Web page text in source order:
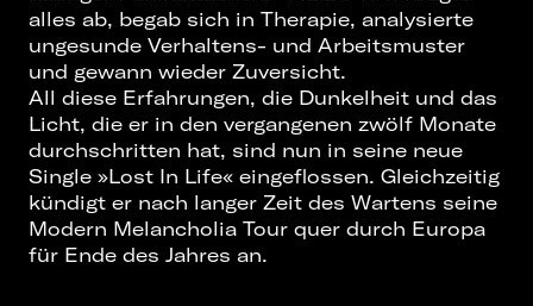
alles ab, begab sich in Therapie, analysierte
ungesunde Verhaltens- und Arbeitsmuster
und gewann wieder Zuversicht.
All diese Erfahrungen, die Dunkelheit und das
Licht, die er in den vergangenen zwölf Monate
durchschritten hat, sind nun in seine neue
Single »Lost In Life« eingeflossen. Gleichzeitig
kündigt er nach langer Zeit des Wartens seine
Modern Melancholia Tour quer durch Europa
für Ende des Jahres an.